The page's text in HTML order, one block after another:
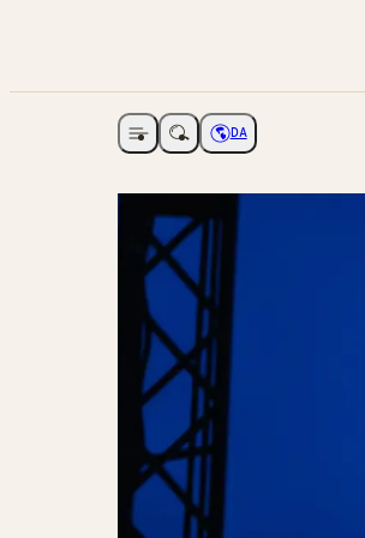
Åbne navigationVælg sprog
DA